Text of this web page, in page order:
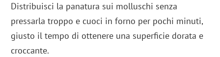
Distribuisci la panatura sui molluschi senza
pressarla troppo e cuoci in forno per pochi minuti,
giusto il tempo di ottenere una superficie dorata e
croccante.